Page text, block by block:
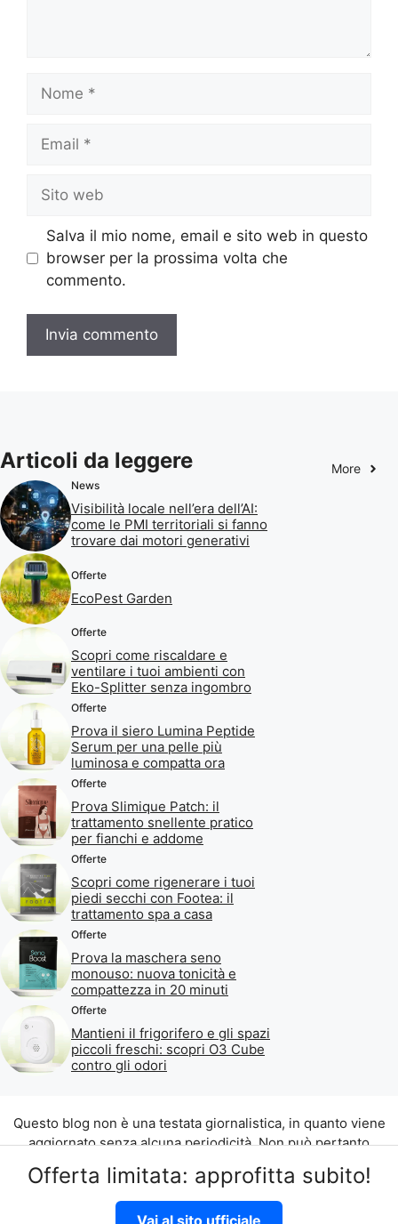
Offerta limitata: approfitta subito!
Vai al sito ufficiale
web
Salva il mio nome, email e sito web in questo
browser per la prossima volta che
commento.
Articoli da leggere More
News
Visibilità locale nell’era dell’AI:
come le PMI territoriali si fanno
trovare dai motori generativi
Offerte
EcoPest Garden
Offerte
Scopri come riscaldare e
ventilare i tuoi ambienti con
Eko-Splitter senza ingombro
Offerte
Prova il siero Lumina Peptide
Serum per una pelle più
luminosa e compatta ora
Offerte
Prova Slimique Patch: il
trattamento snellente pratico
per fianchi e addome
Offerte
Scopri come rigenerare i tuoi
piedi secchi con Footea: il
trattamento spa a casa
Offerte
Prova la maschera seno
monouso: nuova tonicità e
compattezza in 20 minuti
Offerte
Mantieni il frigorifero e gli spazi
piccoli freschi: scopri O3 Cube
contro gli odori
Questo blog non è una testata giornalistica, in quanto viene
aggiornato senza alcuna periodicità. Non può pertanto
considerarsi un prodotto editoriale ai sensi della legge n. 62
del 07.03.2001.
©2026 di Aliados Srl C.da Piana Romana snc, 90010 Lascari